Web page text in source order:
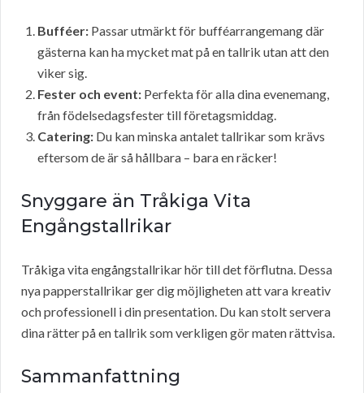
Bufféer: Passar utmärkt för bufféarrangemang där
gästerna kan ha mycket mat på en tallrik utan att den
viker sig.
Fester och event: Perfekta för alla dina evenemang,
från födelsedagsfester till företagsmiddag.
Catering: Du kan minska antalet tallrikar som krävs
eftersom de är så hållbara – bara en räcker!
Snyggare än Tråkiga Vita
Engångstallrikar
Tråkiga vita engångstallrikar hör till det förflutna. Dessa
nya papperstallrikar ger dig möjligheten att vara kreativ
och professionell i din presentation. Du kan stolt servera
dina rätter på en tallrik som verkligen gör maten rättvisa.
Sammanfattning